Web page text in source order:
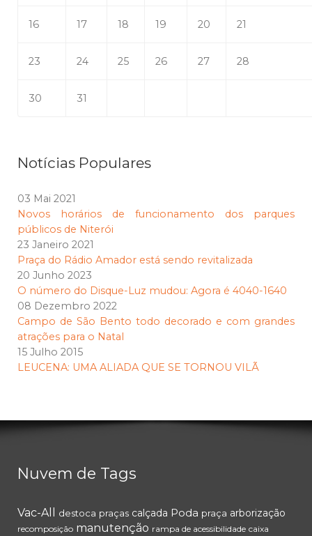
16 17 18 19 20 21
23 24 25 26 27 28
30 31
Notícias Populares
03 Mai 2021
Novos horários de funcionamento dos parques
públicos de Niterói
23 Janeiro 2021
Praça do Rádio Amador está sendo revitalizada
20 Junho 2023
O número do Disque-Luz mudou: Agora é 4040-1640
08 Dezembro 2022
Campo de São Bento todo decorado e com grandes
atrações para o Natal
15 Julho 2015
LEUCENA: UMA ALIADA QUE SE TORNOU VILÃ
Nuvem de Tags
Vac-All destoca praças calçada Poda praça arborização
recomposição manutenção rampa de acessibilidade caixa